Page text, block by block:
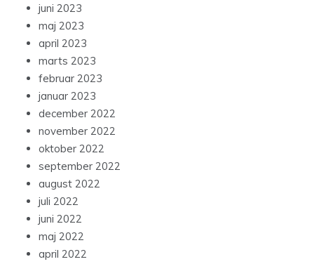
juni 2023
maj 2023
april 2023
marts 2023
februar 2023
januar 2023
december 2022
november 2022
oktober 2022
september 2022
august 2022
juli 2022
juni 2022
maj 2022
april 2022